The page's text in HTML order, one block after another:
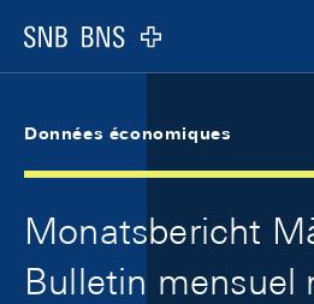
Logo
Données économiques
Monatsbericht
Bulletin mensuel